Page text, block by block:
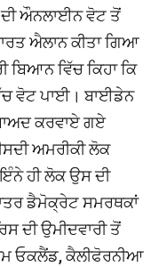
ਔਨਲਾਈਨ ਵੋਟ ਤੋਂ
ਐਲਾਨ ਕੀਤਾ ਗਿਆ
ਬਿਆਨ ਵਿੱਚ ਕਿਹਾ ਕਿ
ਵੋਟ ਪਾਈ। ਬਾਈਡੇਨ
ਕਰਵਾਏ ਗਏ
ਅਮਰੀਕੀ ਲੋਕ
ਹੀ ਲੋਕ ਉਸ ਦੀ
ਡੈਮੋਕ੍ਰੇਟ ਸਮਰਥਕਾਂ
ਦੀ ਉਮੀਦਵਾਰੀ ਤੋਂ
ਓਕਲੈਂਡ, ਕੈਲੀਫੋਰਨੀਆ